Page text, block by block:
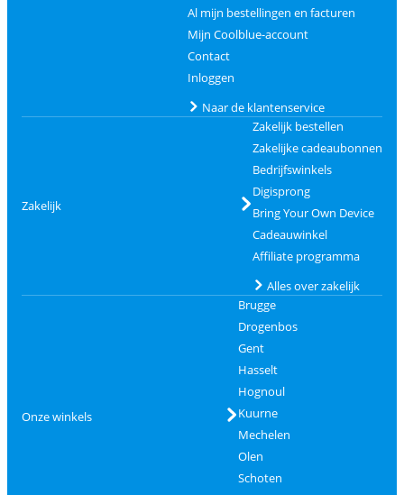
Al mijn bestellingen en facturen
Mijn Coolblue-account
Contact
Inloggen
Naar de klantenservice
Zakelijk
Zakelijk bestellen
Zakelijke cadeaubonnen
Bedrijfswinkels
Digisprong
Bring Your Own Device
Cadeauwinkel
Affiliate programma
Alles over zakelijk
Onze winkels
Brugge
Drogenbos
Gent
Hasselt
Hognoul
Kuurne
Mechelen
Olen
Schoten